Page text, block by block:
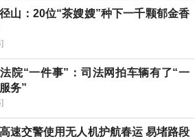
山：20位“茶嫂嫂”种下一千颗郁金香
院“一件事”：司法网拍车辆有了“一
务”
速交警使用无人机护航春运 易堵路段